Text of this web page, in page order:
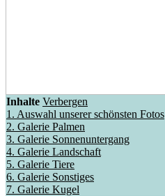
Inhalte Verbergen
1. Auswahl unserer schönsten Fotos
2. Galerie Palmen
3. Galerie Sonnenuntergang
4. Galerie Landschaft
5. Galerie Tiere
6. Galerie Sonstiges
7. Galerie Kugel